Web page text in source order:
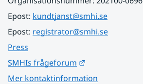
Epost: kundtjanst@smhi.se
Epost: registrator@smhi.se
Press
SMHIs frågeforum
Mer kontaktinformation